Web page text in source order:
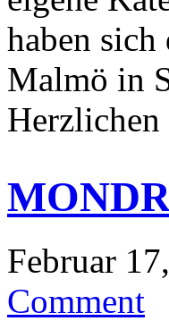
haben sich
Malmö in
Februar
Comment